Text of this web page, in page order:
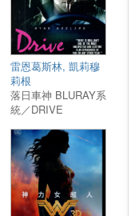
雷恩葛斯林, 凱莉穆
莉根
落日車神 BLURAY系
統／DRIVE